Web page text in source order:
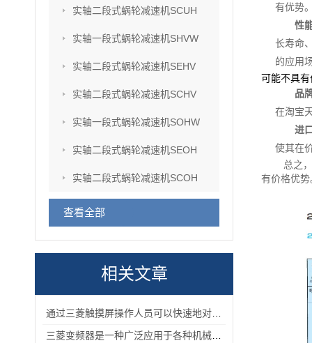
实轴二段式蜗轮减速机SCUH
实轴一段式蜗轮减速机SHVW
实轴二段式蜗轮减速机SEHV
实轴二段式蜗轮减速机SCHV
实轴一段式蜗轮减速机SOHW
实轴二段式蜗轮减速机SEOH
实轴二段式蜗轮减速机SCOH
查看全部
相关文章
有优势
性
长寿命
的应用
可能不具
品
在淘宝
进
使其在
总之
有价格优